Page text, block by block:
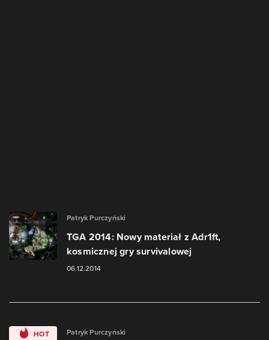
Patryk Purczyński
TGA 2014: Nowy materiał z Adr1ft,
kosmicznej gry survivalowej
06.12.2014
HOT Patryk Purczyński